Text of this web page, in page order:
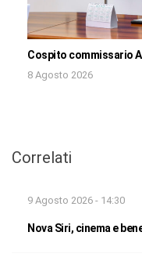
Cospito commissario
8 Agosto 2026
Correlati
9 Agosto 2026 - 14:30
Nova Siri, cinema e